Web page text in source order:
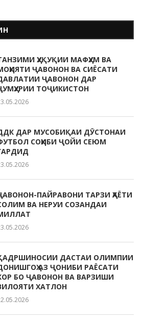
ҲУҚУҚИИ МАФҲУМ ВА
ҶАВОНОН ВА СИЁСАТИ
ҶАВОНОН ДАР
ТОҶИКИСТОН
ДАР МУСОБИҚАИ ДӮСТОНАИ
СОҲИБИ ҶОЙИ СЕЮМ
ПАЙРАВОНИ ТАРЗИ ҲАЁТИ
ВА НЕРУИ СОЗАНДАИ
ДАСТАИ ОЛИМПИИ
АЗ ҶОНИБИ РАЁСАТИ
БО ҶАВОНОН ВА ВАРЗИШИ
ХАТЛОН